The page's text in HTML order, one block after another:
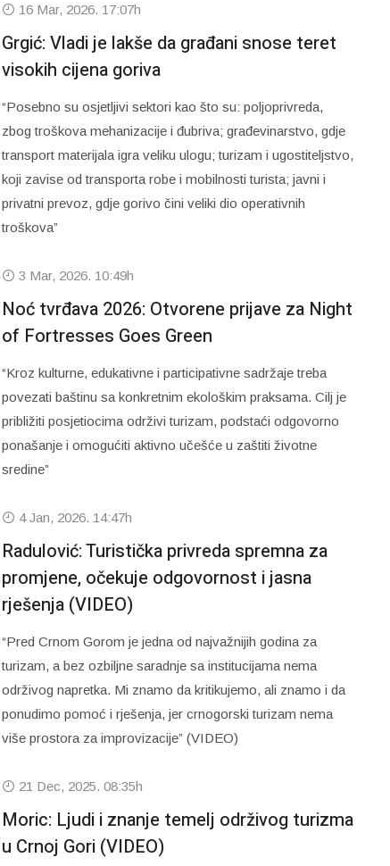
16 Mar, 2026. 17:07h
Grgić: Vladi je lakše da građani snose teret
visokih cijena goriva
“Posebno su osjetljivi sektori kao što su: poljoprivreda,
zbog troškova mehanizacije i đubriva; građevinarstvo, gdje
transport materijala igra veliku ulogu; turizam i ugostiteljstvo,
koji zavise od transporta robe i mobilnosti turista; javni i
privatni prevoz, gdje gorivo čini veliki dio operativnih
troškova”
3 Mar, 2026. 10:49h
Noć tvrđava 2026: Otvorene prijave za Night
of Fortresses Goes Green
“Kroz kulturne, edukativne i participativne sadržaje treba
povezati baštinu sa konkretnim ekološkim praksama. Cilj je
približiti posjetiocima održivi turizam, podstaći odgovorno
ponašanje i omogućiti aktivno učešće u zaštiti životne
sredine”
4 Jan, 2026. 14:47h
Radulović: Turistička privreda spremna za
promjene, očekuje odgovornost i jasna
rješenja (VIDEO)
“Pred Crnom Gorom je jedna od najvažnijih godina za
turizam, a bez ozbiljne saradnje sa institucijama nema
održivog napretka. Mi znamo da kritikujemo, ali znamo i da
ponudimo pomoć i rješenja, jer crnogorski turizam nema
više prostora za improvizacije” (VIDEO)
21 Dec, 2025. 08:35h
Moric: Ljudi i znanje temelj održivog turizma
u Crnoj Gori (VIDEO)